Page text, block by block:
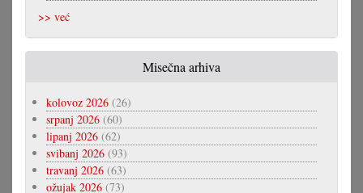
>> već
Misečna arhiva
kolovoz 2026 (26)
srpanj 2026 (60)
lipanj 2026 (62)
svibanj 2026 (93)
travanj 2026 (63)
ožujak 2026 (73)